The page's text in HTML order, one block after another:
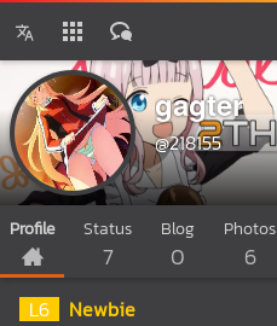
gagter
@218155
Profile Status
7
Blog
0
Photos
6
L6 Newbie